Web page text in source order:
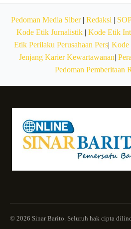
Pedoman Media Siber| Redaksi |
Kode Etik Jurnalistik| Kode Etik
Etik Perilaku Perusahaan Pers| Kode
Jenjang Karier Kewartawanan|
Pedoman Pemberitaan
© 2026 Sinar Barito. Seluruh hak cipta